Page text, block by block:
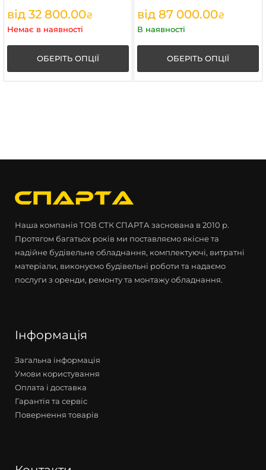
від 32 800.00₴
Немає в наявності
ОБЕРІТЬ ОПЦІЇ
від 87 000.00₴
В наявності
ОБЕРІТЬ ОПЦІЇ
Наша компанія ТОВ СТК СПАРТА заснована в 2010 р.
Протягом багатьох років ми поставляємо якісне та
надійне будівельне обладнання, комплектуючі, витратні
матеріали, виконуємо будівельні роботи та надаємо
послуги з оренди, ремонту та монтажу обладнання.
Інформація
Загальна інформація
Умови користування
Оплата і доставка
Гарантія та сервіс
Повернення товарів